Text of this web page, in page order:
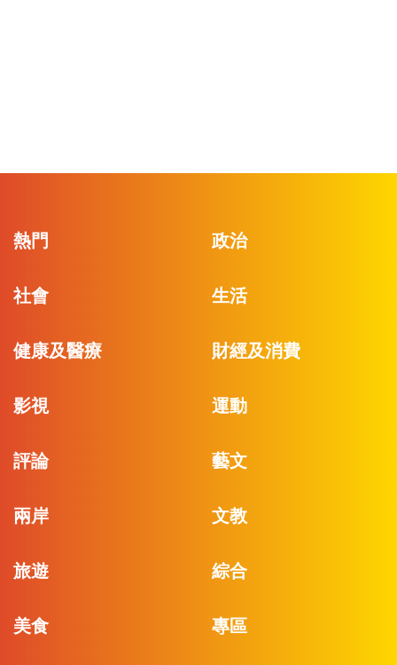
熱門 政治
社會 生活
健康及醫療 財經及消費
影視 運動
評論 藝文
兩岸 文教
旅遊 綜合
美食 專區